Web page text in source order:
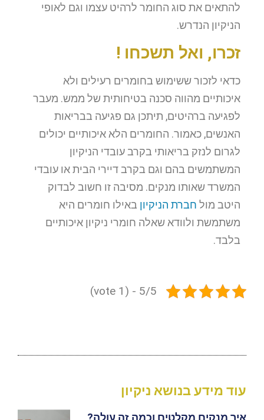
להתאים את סוג החומר לרהיט עצמו וגם לאופי
הניקיון הנדרש.
זכרו, ואל תשכחו !
כדאי לזכור ששימוש בחומרים רעילים ולא
איכותיים מהווה סכנה בטיחותית של ממש. מעבר
לפגיעה ברהיטים, תיתכן גם פגיעה בבריאות
האנשים, כאמור. החומרים הלא איכותיים יכולים
לגרום לנזק בריאותי בקרב עובדי הניקיון
המשתמשים בהם וגם בקרב דיירי הבית או עובדי
המשרד שאותו מנקים. מסיבה זו חשוב לבדוק
היטב מול חברת הניקיון באילו חומרים היא
משתמשת ולוודא שאלה חומרי ניקיון איכותיים
בלבד.
5/5 - (1 vote)
עוד מידע בנושא ניקיון
איך מנקים מקלטים וכמה זה עולה?